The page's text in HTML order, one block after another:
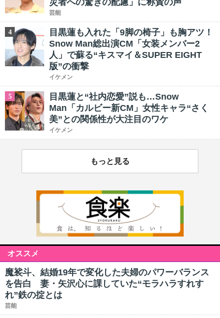
災者への驚きの配慮」に称賛の声
芸能
4
目黒蓮も入れた「9脚の椅子」も胸アツ！
Snow Man総出演CM「女装メンバー2
人」で蘇る“キスマイ＆SUPER EIGHT
版”の衝撃
イケメン
5
目黒蓮と“社内恋愛”説も…Snow
Man「カルビー新CM」女性キャラ“さく
美”との関係性が大注目のワケ
イケメン
もっと見る
オススメ
魔裟斗、結婚19年で変化した夫婦のパワーバランス
を告白 妻・矢沢心に課していた“モラハラすれす
れ”鉄の掟とは
芸能